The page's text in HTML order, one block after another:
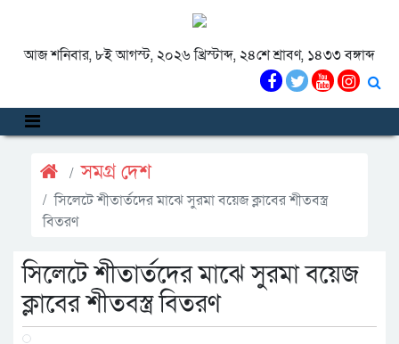
আজ শনিবার, ৮ই আগস্ট, ২০২৬ খ্রিস্টাব্দ, ২৪শে শ্রাবণ, ১৪৩৩ বঙ্গাব্দ
সমগ্র দেশ
সিলেটে শীতার্তদের মাঝে সুরমা বয়েজ ক্লাবের শীতবস্ত্র
বিতরণ
সিলেটে শীতার্তদের মাঝে সুরমা বয়েজ
ক্লাবের শীতবস্ত্র বিতরণ